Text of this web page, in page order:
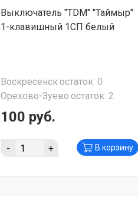
Выключатель "TDM" "Таймыр"
1-клавишный 1CП белый
Воскресенскостаток: 0
Орехово-Зуево остаток: 2
100 руб.
- + В корзину